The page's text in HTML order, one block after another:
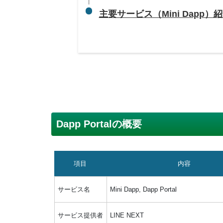
主要サービス（Mini Dapp）
Dapp Portalの概要
項目 内容
サービス名 Mini Dapp, Dapp Portal
サービス提供者 LINE NEXT